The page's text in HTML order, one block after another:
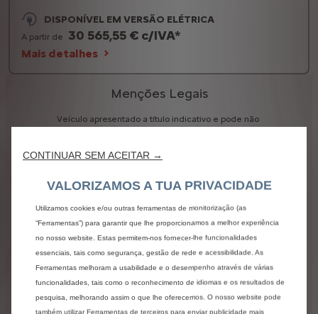
DISPONÍVEL EM VERSÃO ELÉTRICA
A partir de 30 565,55 € c/IVA*
Mais detalhes
Menções Legais
Veículo apresentado a título indicativo e pode não
na rede oficial Citroën, acrescem
preço apresentado incluí campanha promocional,
com outras campanhas em vigor. As informações
apresentadas são válidas à data da configuração,
têm valor contratual. Para
quaisquer
concessionário
Citroën.
A seleção de alguns equipamentos ou opções
poderá fazer alterar o valor de CO2 do veículo,
pelo que o Imposto sobre Veículos (ISV) pode
CONTINUAR SEM ACEITAR →
VALORIZAMOS A TUA PRIVACIDADE
Utilizamos cookies e/ou outras ferramentas de monitorização (as
“Ferramentas”) para garantir que lhe proporcionamos a melhor experiência
no nosso website. Estas permitem-nos fornecer-lhe funcionalidades
essenciais, tais como segurança, gestão de rede e acessibilidade. As
Ferramentas melhoram a usabilidade e o desempenho através de várias
funcionalidades, tais como o reconhecimento de idiomas e os resultados de
pesquisa, melhorando assim o que lhe oferecemos. O nosso website pode
também utilizar Ferramentas de terceiros para enviar publicidade mais